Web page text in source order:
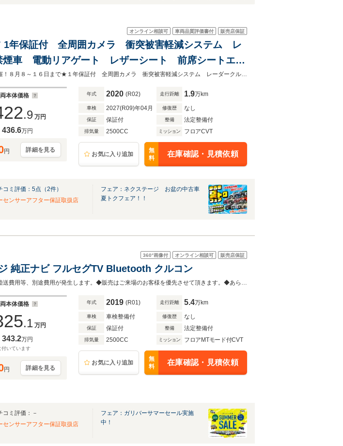
オンライン相談可 車両品質評価書付 販売店保証
1年保証付 全周囲カメラ 衝突被害軽減システム レ
車 電動リアゲート レザーシート 前席シートエア
ナーセンサー スマートキー LEDヘッド ETC2.0 ★ネクステージ夏トクフェア開催！８月８～１６日まで★１年保証付 全周囲カメラ 衝突被害軽減システム レーダークルーズ 禁煙車 電動リアゲート
本体価格
.9 万円
436.6万円
円 詳細を見る
年式 2020 (R02) 走行距離 1.9万km
車検 2027(R09)年04月 修復歴 なし
保証 保証付 整備 法定整備付
排気量 2500CC ミッション フロアCVT
お気に入り追加
無
料
在庫確認・見積依頼
コミ評価： 5点（2件）
センサーアフター保証取扱店
フェア：ネクステージ お盆の中古車
夏トクフェア！！
360°画像付 オンライン相談可 販売店保証
純正ナビ フルセグTV Bluetooth クルコン
◆当店以外で購入される場合は陸送費用等、別途費用が発生します。◆販売はご来場のお客様を優先させて頂きます。◆あらかじめご確認下さい※販売は一般のお客様に限ります。
本体価格
.1 万円
343.2万円
付いています
円 詳細を見る
年式 2019 (R01) 走行距離 5.4万km
車検 車検整備付 修復歴 なし
保証 保証付 整備 法定整備付
排気量 2500CC ミッション フロアMTモード付CVT
お気に入り追加
無
料
在庫確認・見積依頼
コミ評価：－
センサーアフター保証取扱店
フェア：ガリバーサマーセール実施
中！